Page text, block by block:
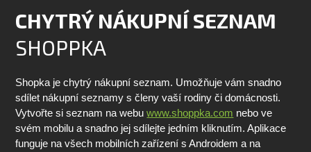
CHYTRÝ NÁKUPNÍ SEZNAM
SHOPPKA
Shopka je chytrý nákupní seznam. Umožňuje vám snadno
sdílet nákupní seznamy s členy vaší rodiny či domácnosti.
Vytvořte si seznam na webuwww.shoppka.com nebo ve
svém mobilu a snadno jej sdílejte jedním kliknutím. Aplikace
funguje na všech mobilních zařízení s Androidem a na